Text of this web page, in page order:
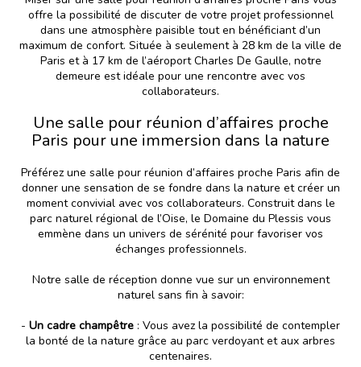
offre la possibilité de discuter de votre projet professionnel
dans une atmosphère paisible tout en bénéficiant d’un
maximum de confort. Située à seulement à 28 km de la ville de
Paris et à 17 km de l’aéroport Charles De Gaulle, notre
demeure est idéale pour une rencontre avec vos
collaborateurs.
Une salle pour réunion d’affaires proche
Paris pour une immersion dans la nature
Préférez une salle pour réunion d’affaires proche Paris afin de
donner une sensation de se fondre dans la nature et créer un
moment convivial avec vos collaborateurs. Construit dans le
parc naturel régional de l’Oise, le Domaine du Plessis vous
emmène dans un univers de sérénité pour favoriser vos
échanges professionnels.
Notre salle de réception donne vue sur un environnement
naturel sans fin à savoir:
- Un cadre champêtre : Vous avez la possibilité de contempler
la bonté de la nature grâce au parc verdoyant et aux arbres
centenaires.